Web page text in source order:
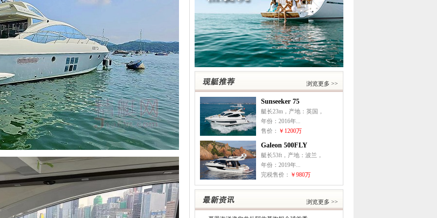
浏览更多 >>
Sunseeker 75
艇长23m，产地：英国，
年份：2016年...
售价： ￥1200万
Galeon 500FLY
艇长53ft，产地：波兰，
年份：2019年...
完税售价： ￥980万
浏览更多 >>